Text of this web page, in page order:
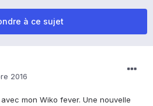
à ce sujet
2016
mon Wiko fever. Une nouvelle